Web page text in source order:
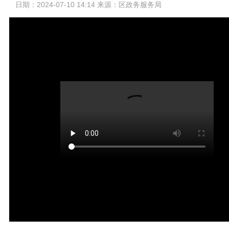
日期：2024-07-10 14:14 来源：区政务服务局